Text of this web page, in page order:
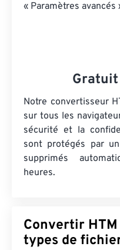
« Paramètres avancés
Notre convertisseur
sur tous les
sécurité et la
sont protégés par
supprimés
heures.
Convertir HTM en d'autres
types de